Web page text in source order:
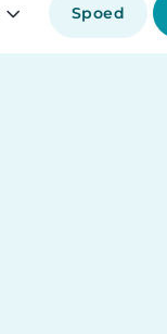
Spoed